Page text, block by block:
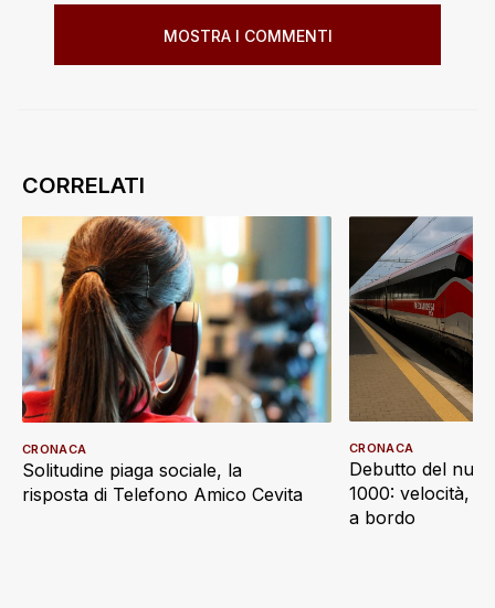
MOSTRA I COMMENTI
Solitudine piaga sociale, la
risposta di Telefono Amico Cevita
CRONACA
Debutto del
1000: velocità,
a bordo
CRONACA